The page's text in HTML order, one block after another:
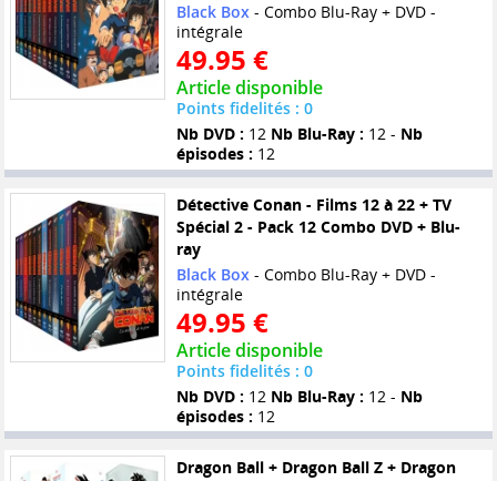
Black Box- Combo Blu-Ray + DVD -
intégrale
49.95 €
Article disponible
Points fidelités : 0
Nb DVD : 12 Nb Blu-Ray : 12 - Nb
épisodes : 12
Détective Conan - Films 12 à 22 + TV
Spécial 2 - Pack 12 Combo DVD + Blu-
ray
Black Box- Combo Blu-Ray + DVD -
intégrale
49.95 €
Article disponible
Points fidelités : 0
Nb DVD : 12 Nb Blu-Ray : 12 - Nb
épisodes : 12
Dragon Ball + Dragon Ball Z + Dragon